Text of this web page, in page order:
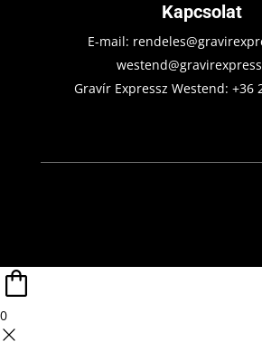
Kapcsolat
E-mail:
Gravír Expressz Westend:+36
0